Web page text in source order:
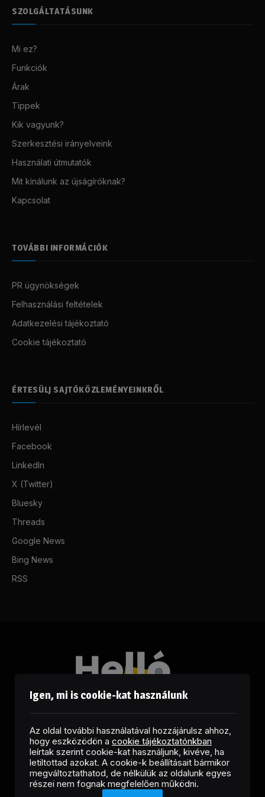
SZOLGÁLTATÁSUNK
Mi ez?
Funkciók
Árak
Tippek
Kik vagyunk?
Szerkesztési irányelveink
Használati útmutatók
Mit kínálunk az újságíróknak?
Kapcsolat
TOVÁBBI INFORMÁCIÓK
PR ügynökségek
Felhasználási feltételek
Adatkezelési tájékoztató
Cookie tájékoztató
ÉRTESÜLJ SAJTÓKÖZLEMÉNYEINKRŐL
Hírlevél
Facebook
LinkedIn
X (Twitter)
Bluesky
Threads
Google News
Bing News
RSS
FacebookLinkedInX
(Twitter)
RSS
Igen, mi is cookie-kat használunk
Az oldal további használatával hozzájárulsz ahhoz,
hogy eszközödön a cookie tájékoztatónkban
leírtak szerint cookie-kat használjunk, kivéve, ha
letiltottad azokat. A cookie-k beállításait bármikor
megváltoztathatod, de nélkülük az oldalunk egyes
részei nem fognak megfelelően működni.